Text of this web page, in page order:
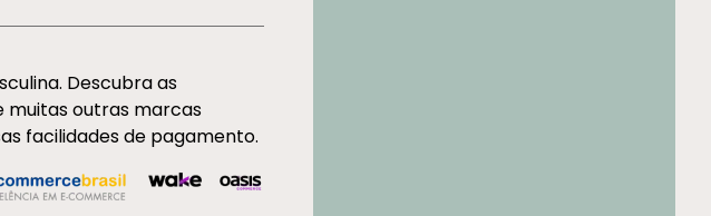
Descubra as
muitas outras marcas
facilidades de pagamento.